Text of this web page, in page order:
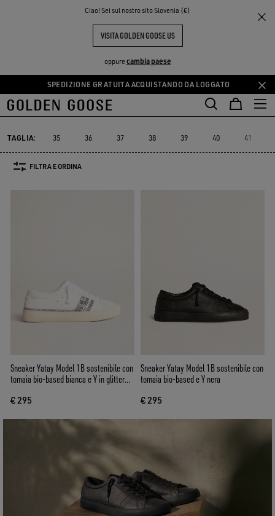
Ciao! Sei sul nostro sito Slovenia (€)
VISITA GOLDEN GOOSE US
oppurecambia paese
Vai
al
principale
Vai
al
del
piè
di
SPEDIZIONE GRATUITA ACQUISTANDO DA LOGGATO
THE
COMMUNITY
Sostenibile
Sostenibile
Sostenibile
Must-have
Must-have
Limited Edition
Limited Edition
TAGLIA: 35 36 37 38 39 40 41
FILTRA E ORDINA
Sneaker Yatay Model 1B sostenibile con
tomaia bio-based bianca e Y in glitter
€ 295
Sneaker Yatay Model 1B sostenibile con
tomaia bio-based e Y nera
€ 295